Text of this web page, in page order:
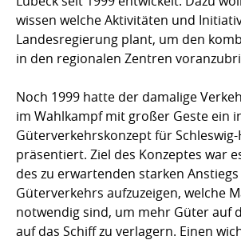
wissen welche Aktivitäten und
Landesregierung plant, um den
in den regionalen Zentren
Noch 1999 hatte der damalige
im Wahlkampf mit großer Geste ein
Güterverkehrskonzept für
präsentiert. Ziel des Konzeptes war
des zu erwartenden starken Anstiegs
Güterverkehrs aufzuzeigen, welche
notwendig sind, um mehr Güter auf
auf das Schiff zu verlagern. Einen